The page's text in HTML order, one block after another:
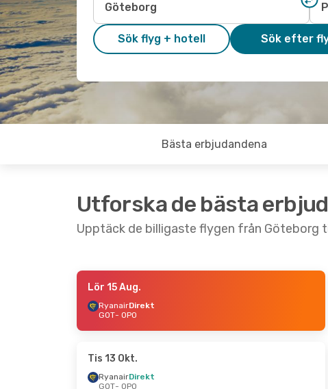
Sök flyg + hotell Sök efter
Bästa erbjudandena
Utforska de bästa
Upptäck de billigaste flygen från Göteborg
- Tis 1 Sep.
Lör 15 Aug.
RyanairDirekt
GOT- OPO
Tis 13 Okt.
RyanairDirekt
GOT- OPO